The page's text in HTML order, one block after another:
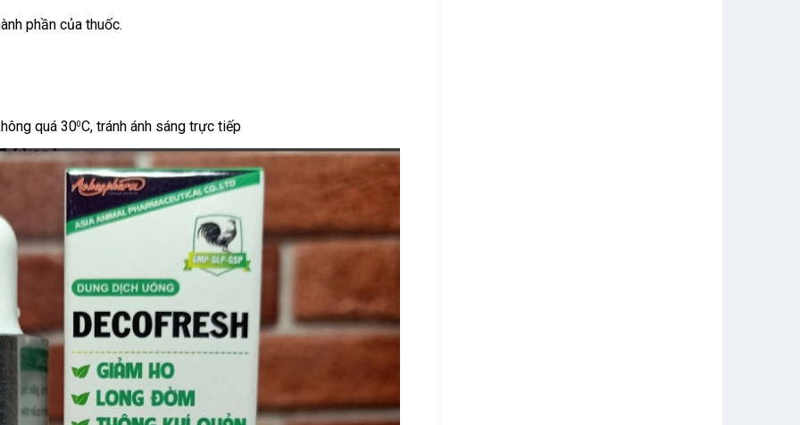
phần của thuốc.
quá 300C, tránh ánh sáng trực tiếp